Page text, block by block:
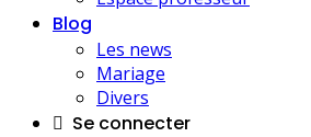
Blog
Les news
Mariage
Divers
Se connecter